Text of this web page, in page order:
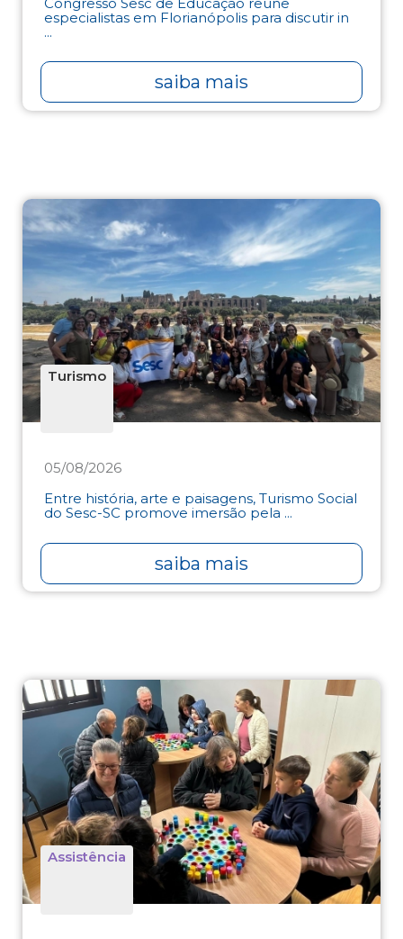
especialistas em Florianópolis para discutir in
...
saiba mais
Turismo
05/08/2026
Entre história, arte e paisagens, Turismo Social
do Sesc-SC promove imersão pela ...
saiba mais
Assistência